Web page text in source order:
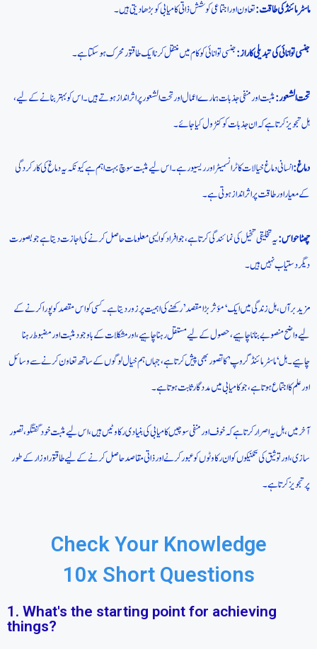
ماسٹر مائنڈ کی طاقت:تعاون اور اجتماعی کوشش ذاتی کامیابی کو بڑھا دیتی ہیں۔
جنسی توانائی کی تبدیلی کا راز:جنسی توانائی کو کام میں منتقل کرنا ایک طاقتور محرک ہو سکتا ہے۔
تحت الشعور:مثبت اور منفی جذبات ہمارے اعمال اور تحت الشعور پر اثر انداز ہوتے ہیں۔ اس کو بہتر بنانے کے لیے،
ہل تجویز کرتا ہے کہ ان جذبات کو کنٹرول کیا جائے۔
دماغ:انسانی دماغ خیالات کا ٹرانسمیٹر اور ریسیور ہے۔ اس لیے مثبت سوچ بہت اہم ہے کیونکہ یہ دماغ کی کارکردگی
کے معیار اور طاقت پر اثر انداز ہوتی ہے۔
چھٹا حواس:یہ تخلیقی تخیل کی نمائندگی کرتا ہے، جو افراد کو ایسی معلومات حاصل کرنے کی اجازت دیتا ہے جو بصورت
دیگر دستیاب نہیں ہیں۔
مزید برآں، ہل زندگی میں ایک ‘مؤثر بڑا مقصد’ رکھنے کی اہمیت پر زور دیتا ہے۔ کسی کو اس مقصد کو پورا کرنے کے
لیے واضح منصوبے بنانا چاہیے، حصول کے لیے مستقل رہنا چاہیے، اور مشکلات کے باوجود مثبت اور مضبوط رہنا
چاہیے۔ ہل ‘ماسٹر مائنڈ گروپ’ کا تصور بھی پیش کرتا ہے، جہاں ہم خیال لوگوں کے ساتھ تعاون کرنے سے وسائل
اور علم کا اجتماع ہوتا ہے، جو کامیابی میں مددگار ثابت ہوتا ہے۔
آخر میں، ہل یہ اصرار کرتا ہے کہ خوف اور منفی سوچیں کامیابی کی بنیادی رکاوٹیں ہیں، اس لیے مثبت خود گفتگو، تصور
سازی، اور توثیق کی تکنیکوں کو ان رکاوٹوں کو عبور کرنے اور ذاتی مقاصد حاصل کرنے کے لیے طاقتور اوزار کے طور
پر تجویز کرتا ہے۔
Check Your Knowledge
10x Short Questions
1. What's the starting point for achieving
things?